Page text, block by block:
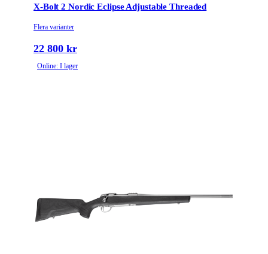
X-Bolt 2 Nordic Eclipse Adjustable Threaded
Flera varianter
22 800 kr
Online: I lager